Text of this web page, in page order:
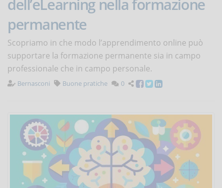
dell’eLearning nella formazione
permanente
Scopriamo in che modo l’apprendimento online può
supportare la formazione permanente sia in campo
professionale che in campo personale.
Bernasconi Buone pratiche 0